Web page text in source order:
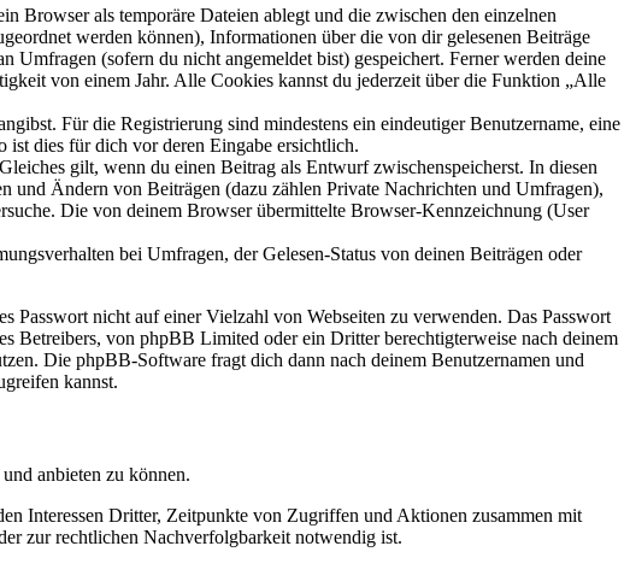
Browser als temporäre Dateien ablegt und die zwischen den einzelnen
werden können), Informationen über die von dir gelesenen Beiträge
Umfragen (sofern du nicht angemeldet bist) gespeichert. Ferner werden deine
von einem Jahr. Alle Cookies kannst du jederzeit über die Funktion „Alle
Für die Registrierung sind mindestens ein eindeutiger Benutzername, eine
dies für dich vor deren Eingabe ersichtlich.
gilt, wenn du einen Beitrag als Entwurf zwischenspeicherst. In diesen
Ändern von Beiträgen (dazu zählen Private Nachrichten und Umfragen),
Die von deinem Browser übermittelte Browser-Kennzeichnung (User
bei Umfragen, der Gelesen-Status von deinen Beiträgen oder
Passwort nicht auf einer Vielzahl von Webseiten zu verwenden. Das Passwort
Betreibers, von phpBB Limited oder ein Dritter berechtigterweise nach deinem
Die phpBB-Software fragt dich dann nach deinem Benutzernamen und
kannst.
anbieten zu können.
Interessen Dritter, Zeitpunkte von Zugriffen und Aktionen zusammen mit
zur rechtlichen Nachverfolgbarkeit notwendig ist.